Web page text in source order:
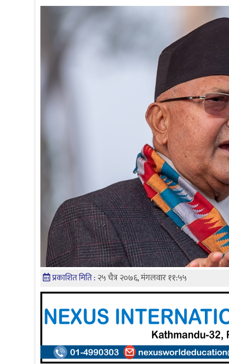
प्रकाशित मिति : २५ चैत्र २०७६, मंगलवार ११:५५